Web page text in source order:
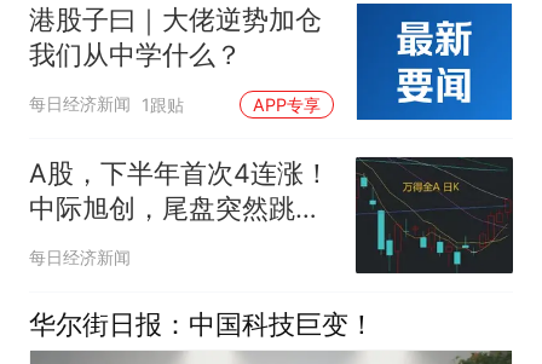
港股子曰｜大佬逆势加仓
我们从中学什么？
每日经济新闻 1跟贴 APP专享
A股，下半年首次4连涨！
中际旭创，尾盘突然跳
水，发生了什么？
每日经济新闻
华尔街日报：中国科技巨变！